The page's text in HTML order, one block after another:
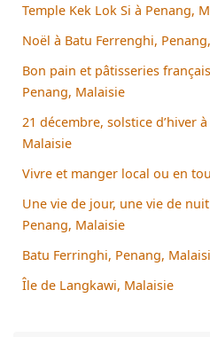
Temple Kek Lok Si à Penang,
Noël à Batu Ferrenghi,
Bon pain et pâtisseries
Penang, Malaisie
21 décembre, solstice d’hiver
Malaisie
Vivre et manger local ou en
Une vie de jour, une vie de
Penang, Malaisie
Batu Ferringhi, Penang,
Île de Langkawi, Malaisie